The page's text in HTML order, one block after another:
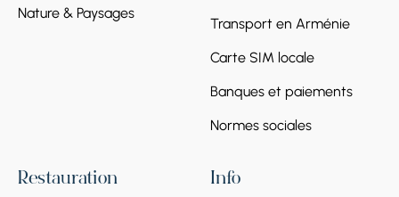
Nature & Paysages
Transport en Arménie
Carte SIM locale
Banques et paiements
Normes sociales
Restauration Info